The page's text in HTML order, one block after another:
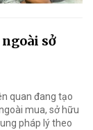
sở
quan đang tạo
mua, sở hữu
pháp lý theo